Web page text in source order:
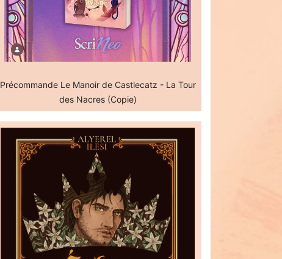
Précommande Le Manoir de Castlecatz - La Tour
des Nacres (Copie)